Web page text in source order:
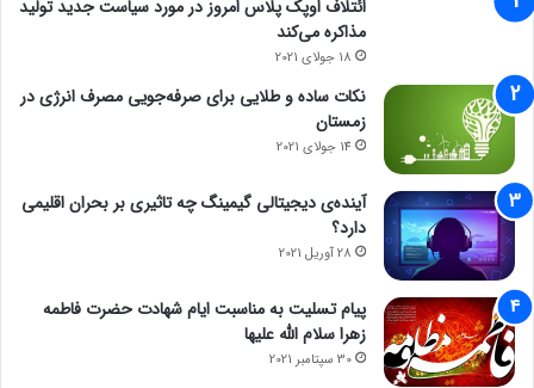
ائتلاف اوپک پلاس امروز در مورد سیاست جدید تولید
مذاکره می‌کند
18 جولای 2021
نکات ساده و طلایی برای صرفه‌جویی مصرف انرژی در
زمستان
14 جولای 2021
آینده‌ی دیجیتالی گیمینگ چه تاثیری بر بحران اقلیمی
دارد؟
28 آوریل 2021
پیام تسلیت به مناسبت ایام شهادت حضرت فاطمه
زهرا سلام الله علیها
30 سپتامبر 2021